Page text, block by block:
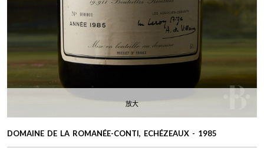
放大
DOMAINE DE LA ROMANÉE-CONTI, ECHÉZEAUX - 1985